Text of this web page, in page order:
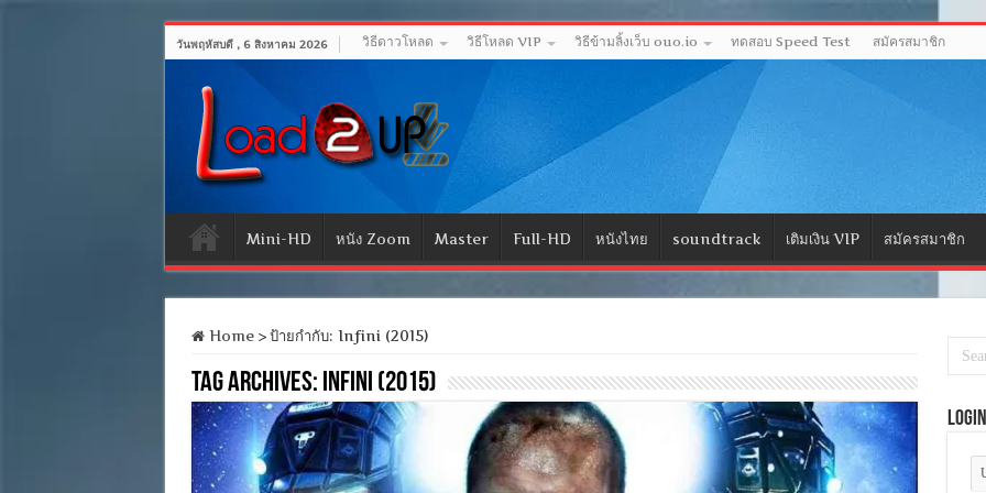
วันพฤหัสบดี , 6 สิงหาคม 2026 วิธีดาวโหลด วิธีโหลด VIP วิธีข้ามลิ้งเว็บ ouo.io ทดสอบ Speed Test สมัครสมาชิก
Mini-HD หนัง Zoom Master Full-HD หนังไทย soundtrack เติมเงิน VIP สมัครสมาชิก
Home > ป้ายกำกับ: Infini (2015)
Tag Archives: Infini (2015)
Login